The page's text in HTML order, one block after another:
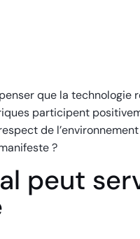
que la
participent
de
?
peut